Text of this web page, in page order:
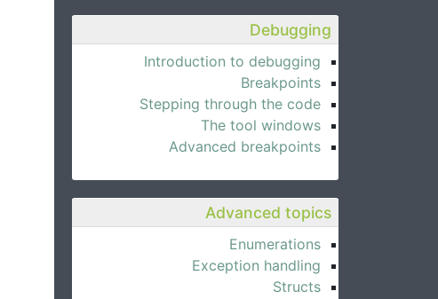
Debugging
Introduction to debugging
Breakpoints
Stepping through the code
The tool windows
Advanced breakpoints
Advanced topics
Enumerations
Exception handling
Structs